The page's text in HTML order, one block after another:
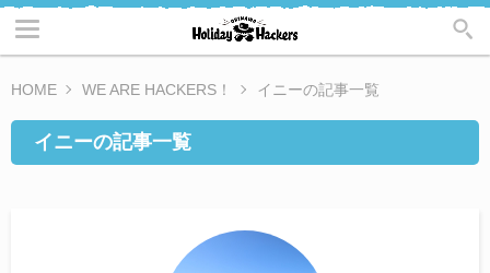
HOME WE ARE HACKERS！ イニーの記事一覧
イニーの記事一覧